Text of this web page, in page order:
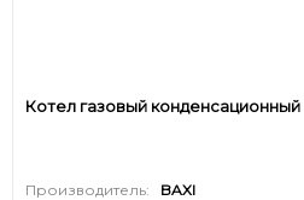
Котел газовый
Производитель:
BAXI